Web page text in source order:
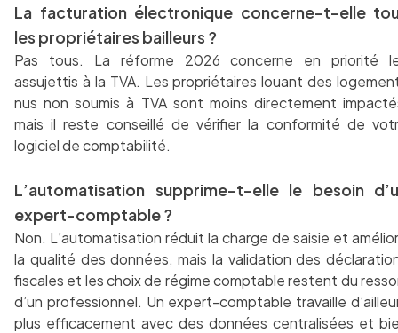
La facturation électronique concerne-t-elle
les propriétaires bailleurs ?
Pas tous. La réforme 2026 concerne en priorité
assujettis à la TVA. Les propriétaires louant des
nus non soumis à TVA sont moins directement
mais il reste conseillé de vérifier la conformité de
logiciel de comptabilité.
L’automatisation supprime-t-elle le besoin
expert-comptable ?
Non. L’automatisation réduit la charge de saisie et
la qualité des données, mais la validation des
fiscales et les choix de régime comptable restent du
d’un professionnel. Un expert-comptable travaille
plus efficacement avec des données centralisées et